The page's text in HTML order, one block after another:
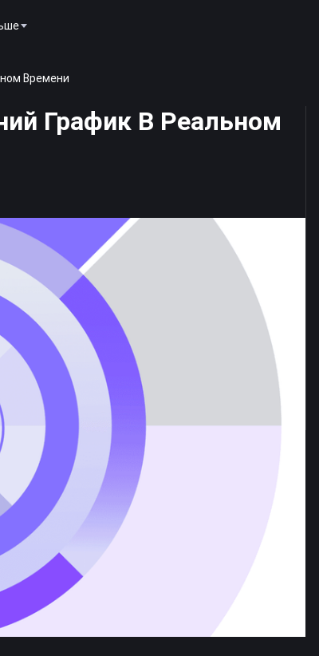
Времени
График В Реальном